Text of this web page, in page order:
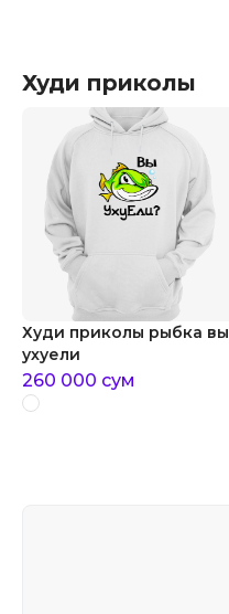
Худи приколы
Худи приколы рыбка вы
ухуели
260 000 сум